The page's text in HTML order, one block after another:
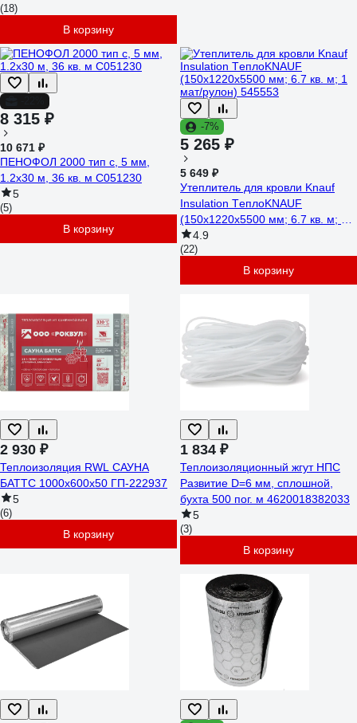
(18)
В корзину
8 315 ₽
10 671 ₽
ПЕНОФОЛ 2000 тип с, 5 мм,
1.2х30 м, 36 кв. м С051230
5
(5)
В корзину
-7%
5 265 ₽
5 649 ₽
Утеплитель для кровли Knauf
Insulation TеплоKNAUF
(150x1220x5500 мм; 6.7 кв. м; 1
мат/рулон) 545553
4.9
(22)
В корзину
2 930 ₽
Теплоизоляция RWL САУНА
БАТТС 1000x600x50 ГП-222937
5
(6)
В корзину
1 834 ₽
Теплоизоляционный жгут НПС
Развитие D=6 мм, сплошной,
бухта 500 пог. м 4620018382033
5
(3)
В корзину